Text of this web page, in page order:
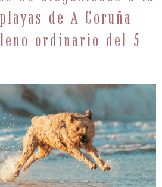
de A Coruña
ordinario del 5